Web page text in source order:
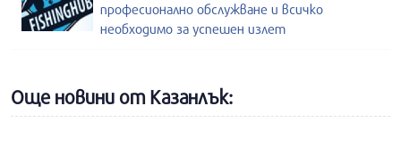
професионално обслужване и всичко
необходимо за успешен излет
Още новини от Казанлък: